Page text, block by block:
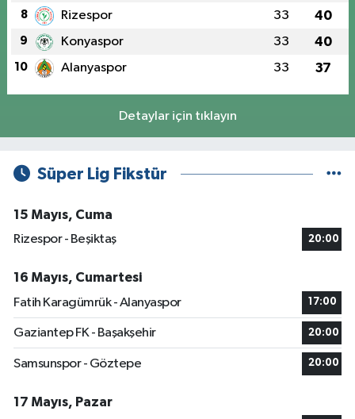
8 Rizespor 33 40
9 Konyaspor 33 40
10 Alanyaspor 33 37
Detaylar için tıklayın
Süper Lig Fikstür
15 Mayıs, Cuma
Rizespor - Beşiktaş
20:00
16 Mayıs, Cumartesi
Fatih Karagümrük - Alanyaspor
17:00
Gaziantep FK - Başakşehir 20:00
Samsunspor - Göztepe 20:00
17 Mayıs, Pazar